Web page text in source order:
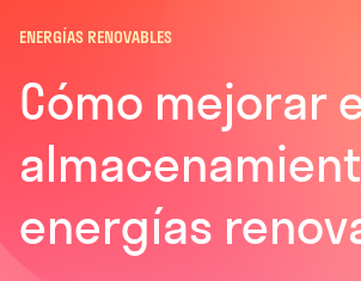
ENERGÍAS RENOVABLES
Cómo mejorar
energías